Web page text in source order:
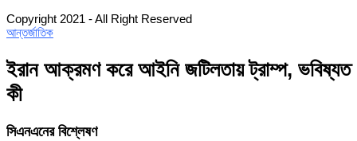
Copyright 2021 - All Right Reserved
আন্তর্জাতিক
ইরান আক্রমণ করে আইনি জটিলতায় ট্রাম্প, ভবিষ্যত
কী
সিএনএনের বিশ্লেষণ